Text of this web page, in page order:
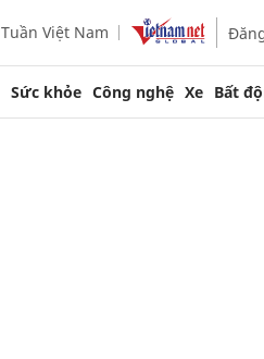
Tuần Việt Nam
Sức khỏe Công nghệ Xe Bất